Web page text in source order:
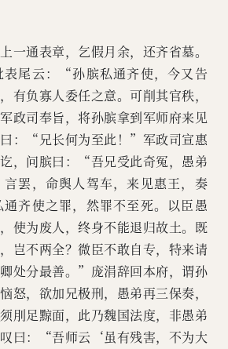
一通表章，乞假月余，还齐省墓。
表尾云：“孙膑私通齐使，今又告
有负寡人委任之意。可削其官秩，
政司奉旨，将孙膑拿到军师府来见
：“兄长何为至此！”军政司宣惠
，问膑曰：“吾兄受此奇冤，愚弟
罢，命舆人驾车，来见惠王，奏
齐使之罪，然罪不至死。以臣愚
使为废人，终身不能退归故土。既
岂不两全？微臣不敢自专，特来请
处分最善。”庞涓辞回本府，谓孙
怒，欲加兄极刑，愚弟再三保奏，
刖足黥面，此乃魏国法度，非愚弟
曰：“吾师云‘虽有残害，不为大